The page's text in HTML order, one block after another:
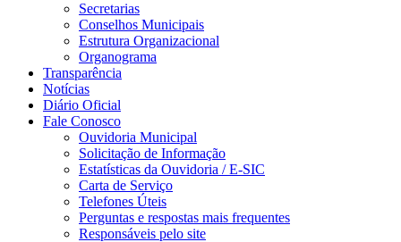
Secretarias
Conselhos Municipais
Estrutura Organizacional
Organograma
Transparência
Notícias
Diário Oficial
Fale Conosco
Ouvidoria Municipal
Solicitação de Informação
Estatísticas da Ouvidoria / E-SIC
Carta de Serviço
Telefones Úteis
Perguntas e respostas mais frequentes
Responsáveis pelo site